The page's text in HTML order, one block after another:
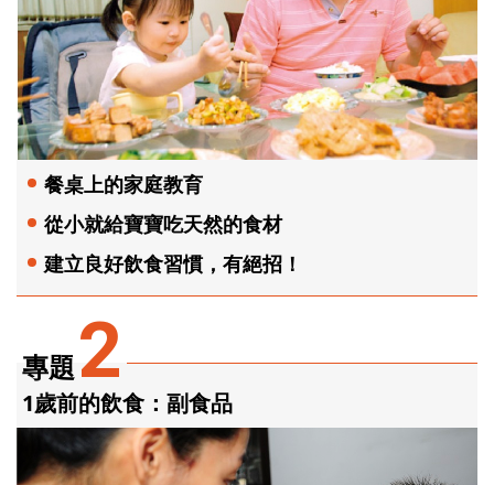
專題2
1歲前的飲食：副食品
餐桌上的家庭教育
從小就給寶寶吃天然的食材
建立良好飲食習慣，有絕招！